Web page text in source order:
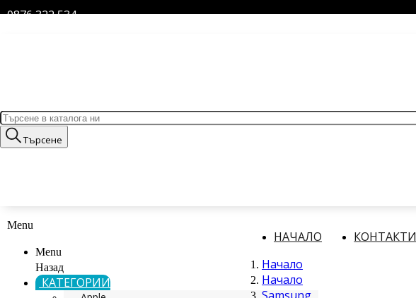
0876 322 534
Търсене
Menu
Menu
Назад
КАТЕГОРИИ
НАЧАЛО КОНТАКТИ
Начало
Начало